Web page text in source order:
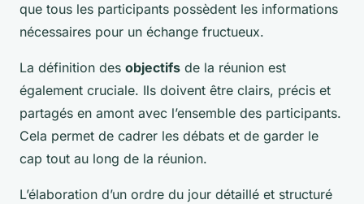
que tous les participants possèdent les informations
nécessaires pour un échange fructueux.
La définition des objectifs de la réunion est
également cruciale. Ils doivent être clairs, précis et
partagés en amont avec l’ensemble des participants.
Cela permet de cadrer les débats et de garder le
cap tout au long de la réunion.
L’élaboration d’un ordre du jour détaillé et structuré